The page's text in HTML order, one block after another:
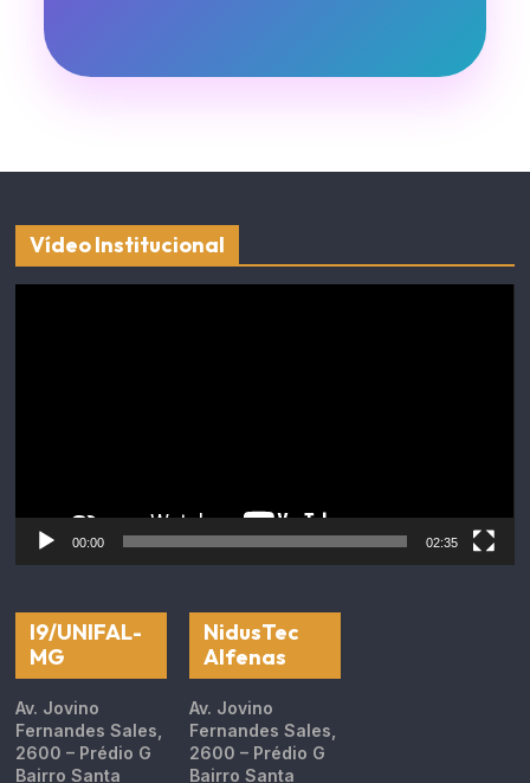
Vídeo Institucional
00:00 02:35
I9/UNIFAL-
MG
Av. Jovino
Fernandes Sales,
2600 – Prédio G
Bairro Santa
NidusTec
Alfenas
Av. Jovino
Fernandes Sales,
2600 – Prédio G
Bairro Santa